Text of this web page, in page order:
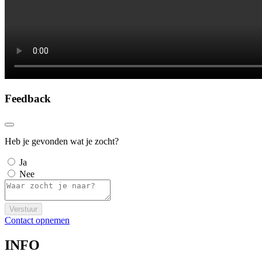
Feedback
Heb je gevonden wat je zocht?
Ja
Nee
Verstuur
Contact opnemen
INFO